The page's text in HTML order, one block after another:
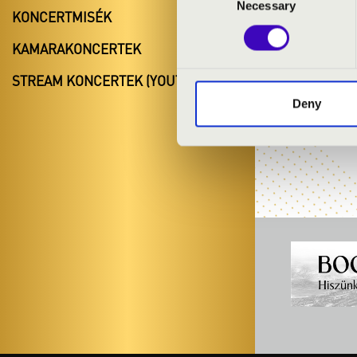
Necessary
Deny
KONCERTMISÉK
KAMARAKONCERTEK
STREAM KONCERTEK (YOUTUBE)
Bognár Lilla
+36 30 870 1507
A műsor-,